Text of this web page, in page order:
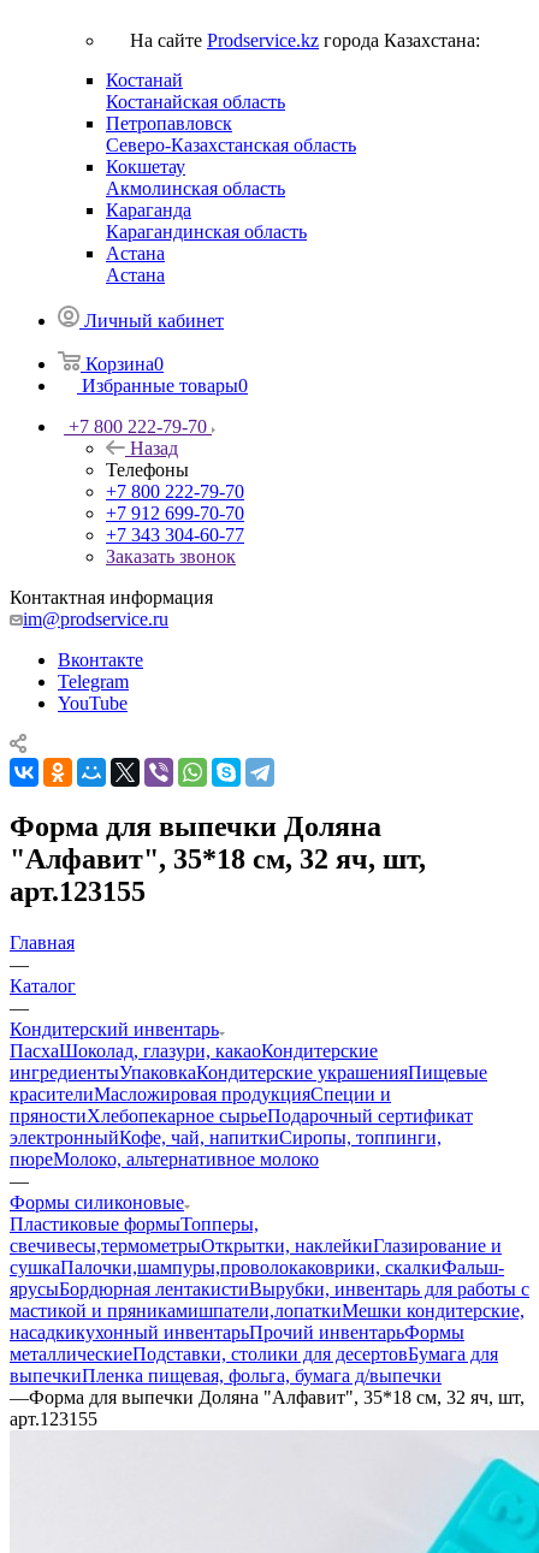
На сайте Prodservice.kz города Казахстана:
Костанай
Костанайская область
Петропавловск
Северо-Казахстанская область
Кокшетау
Акмолинская область
Караганда
Карагандинская область
Астана
Астана
Личный кабинет
Корзина0
Избранные товары0
+7 800 222-79-70
Назад
Телефоны
+7 800 222-79-70
+7 912 699-70-70
+7 343 304-60-77
Заказать звонок
Контактная информация
im@prodservice.ru
Вконтакте
Telegram
YouTube
Форма для выпечки Доляна
"Алфавит", 35*18 см, 32 яч, шт,
арт.123155
Главная
—
Каталог
—
Кондитерский инвентарь
ПасхаШоколад, глазури, какаоКондитерские
ингредиентыУпаковкаКондитерские украшенияПищевые
красителиМасложировая продукцияСпеции и
пряностиХлебопекарное сырьеПодарочный сертификат
электронныйКофе, чай, напиткиСиропы, топпинги,
пюреМолоко, альтернативное молоко
—
Формы силиконовые
Пластиковые формыТопперы,
свечивесы,термометрыОткрытки, наклейкиГлазирование и
сушкаПалочки,шампуры,проволокаковрики, скалкиФальш-
ярусыБордюрная лентакистиВырубки, инвентарь для работы с
мастикой и пряникамишпатели,лопаткиМешки кондитерские,
насадкикухонный инвентарьПрочий инвентарьФормы
металлическиеПодставки, столики для десертовБумага для
выпечкиПленка пищевая, фольга, бумага д/выпечки
—Форма для выпечки Доляна "Алфавит", 35*18 см, 32 яч, шт,
арт.123155